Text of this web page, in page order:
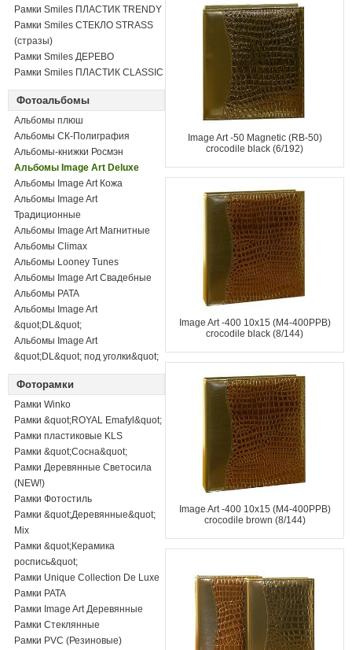
Рамки Smiles ПЛАСТИК TRENDY
Рамки Smiles СТЕКЛО STRASS
(стразы)
Рамки Smiles ДЕРЕВО
Рамки Smiles ПЛАСТИК CLASSIC
Фотоальбомы
Альбомы плюш
Альбомы СК-Полиграфия
Альбомы-книжки Росмэн
Альбомы Image Art Deluxe
Альбомы Image Art Кожа
Альбомы Image Art
Традиционные
Альбомы Image Art Магнитные
Альбомы Climax
Альбомы Looney Tunes
Альбомы Image Art Свадебные
Альбомы PATA
Альбомы Image Art
&quot;DL&quot;
Альбомы Image Art
&quot;DL&quot; под уголки&quot;
Фоторамки
Рамки Winko
Рамки &quot;ROYAL Emafyl&quot;
Рамки пластиковые KLS
Рамки &quot;Сосна&quot;
Рамки Деревянные Светосила
(NEW!)
Рамки Фотостиль
Рамки &quot;Деревянные&quot;
Mix
Рамки &quot;Керамика
роспись&quot;
Рамки Unique Collection De Luxe
Рамки PATA
Рамки Image Art Деревянные
Рамки Стеклянные
Рамки PVC (Резиновые)
Image Art -50 Magnetic (RB-50)
crocodile black (6/192)
Image Art -400 10x15 (M4-400PPB)
crocodile black (8/144)
Image Art -400 10x15 (M4-400PPB)
crocodile brown (8/144)